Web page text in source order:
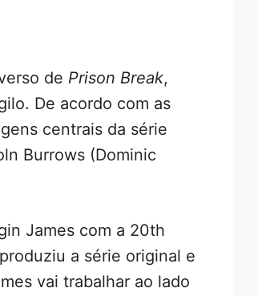
de Prison Break,
De acordo com as
centrais da série
Burrows (Dominic
James com a 20th
a série original e
vai trabalhar ao lado